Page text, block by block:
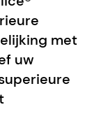
met
uw